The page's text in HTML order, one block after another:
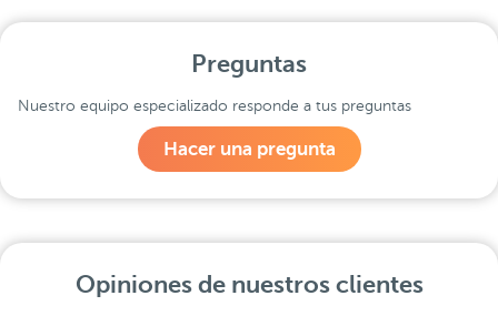
Preguntas
Nuestro equipo especializado responde a tus preguntas
Hacer una pregunta
Opiniones de nuestros clientes